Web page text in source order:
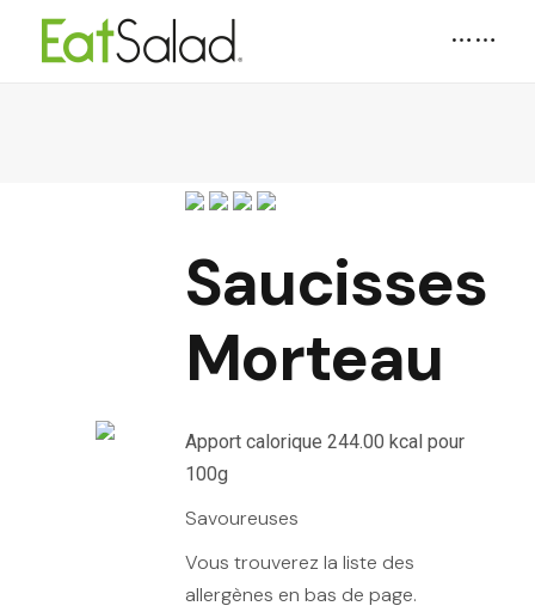
Saucisses
Morteau
Apport calorique 244.00 kcal pour
100g
Savoureuses
Vous trouverez la liste des
allergènes en bas de page.